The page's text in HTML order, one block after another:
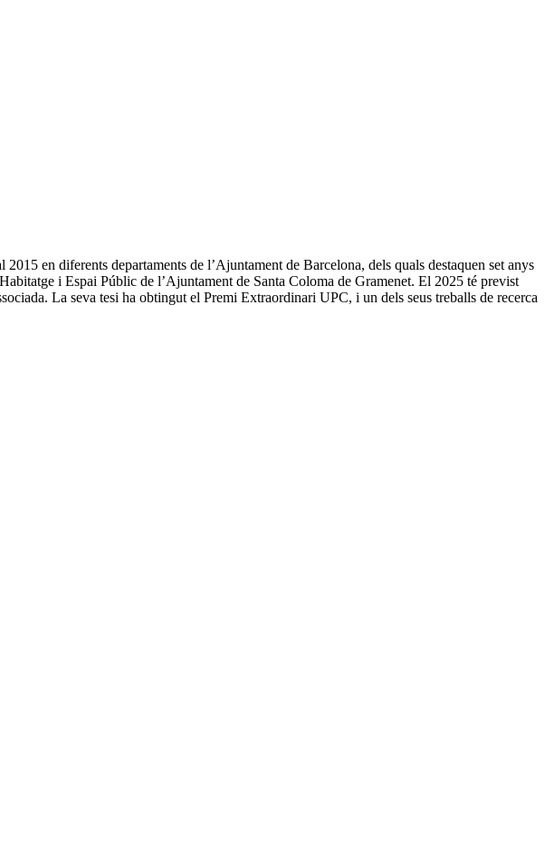
en diferents departaments de l’Ajuntament de Barcelona, dels quals destaquen set anys
i Espai Públic de l’Ajuntament de Santa Coloma de Gramenet. El 2025 té previst
La seva tesi ha obtingut el Premi Extraordinari UPC, i un dels seus treballs de recerca